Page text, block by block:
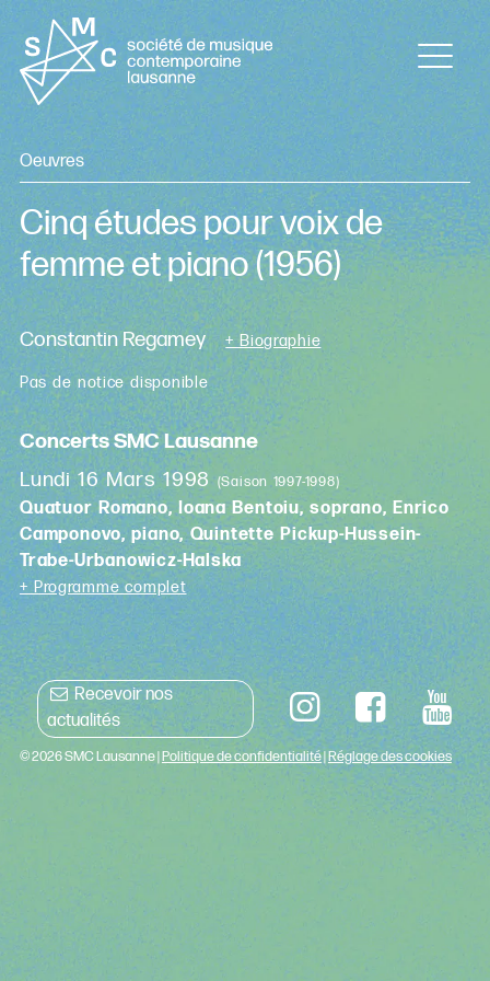
Oeuvres
Cinq études pour voix de
femme et piano(1956)
Constantin Regamey + Biographie
Pas de notice disponible
Concerts SMC Lausanne
Lundi 16 Mars 1998 (Saison 1997-1998)
Quatuor Romano, Ioana Bentoiu, soprano, Enrico
Camponovo, piano, Quintette Pickup-Hussein-
Trabe-Urbanowicz-Halska
+ Programme complet
Recevoir nos
actualités
© 2026 SMC Lausanne |Politique de confidentialité|Réglage des cookies